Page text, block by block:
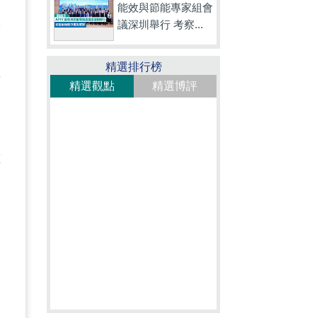
能效與節能專家組會
議深圳舉行 考察...
精選排行榜
精選觀點
精選博評